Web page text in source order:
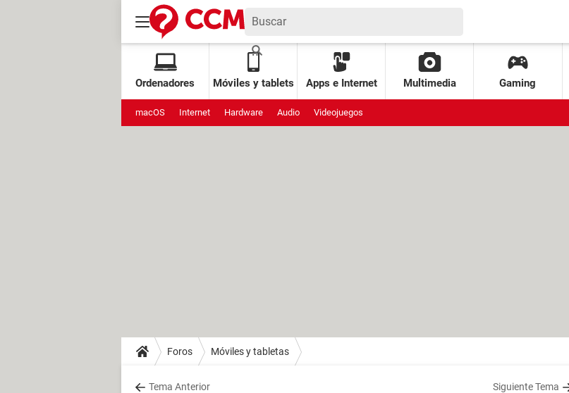
Ordenadores Móviles y tablets Apps e Internet Multimedia Gaming
macOS Internet Hardware Audio Videojuegos
Foros Móviles y tabletas
Tema Anterior Siguiente Tema